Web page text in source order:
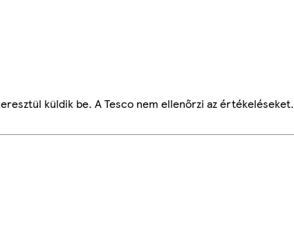
küldik be. A Tesco nem ellenőrzi az értékeléseket.